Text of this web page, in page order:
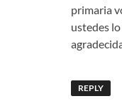
primaria
ustedes
REPLY